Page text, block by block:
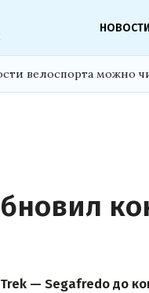
велоспорта можно
— Segafredo до